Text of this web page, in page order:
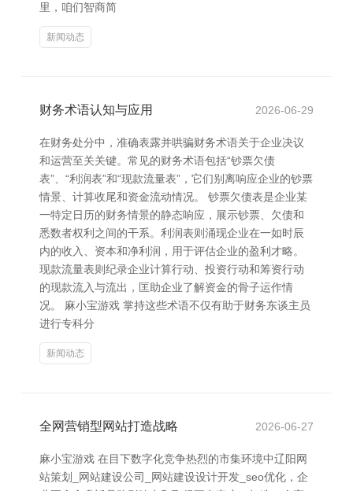
里，咱们智商简
新闻动态
财务术语认知与应用 2026-06-29
在财务处分中，准确表露并哄骗财务术语关于企业决议
和运营至关关键。常见的财务术语包括“钞票欠债
表”、“利润表”和“现款流量表”，它们别离响应企业的钞票
情景、计算收尾和资金流动情况。 钞票欠债表是企业某
一特定日历的财务情景的静态响应，展示钞票、欠债和
悉数者权利之间的干系。利润表则涌现企业在一如时辰
内的收入、资本和净利润，用于评估企业的盈利才略。
现款流量表则纪录企业计算行动、投资行动和筹资行动
的现款流入与流出，匡助企业了解资金的骨子运作情
况。 麻小宝游戏 掌持这些术语不仅有助于财务东谈主员
进行专科分
新闻动态
全网营销型网站打造战略 2026-06-27
麻小宝游戏 在目下数字化竞争热烈的市集环境中辽阳网
站策划_网站建设公司_网站建设设计开发_seo优化，企